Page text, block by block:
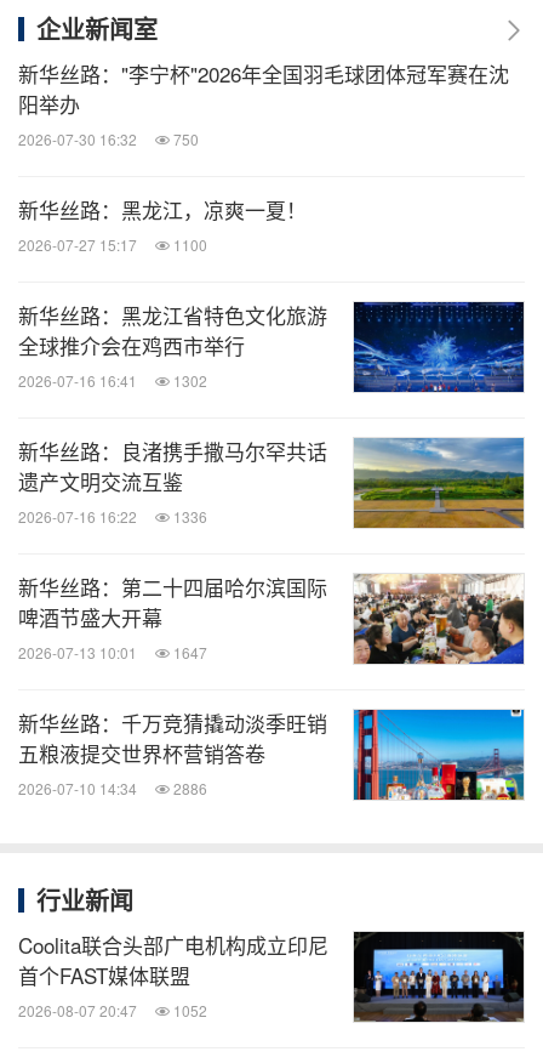
企业新闻室
新华丝路："李宁杯"2026年全国羽毛球团体冠军赛在沈
阳举办
2026-07-30 16:32 750
新华丝路：黑龙江，凉爽一夏！
2026-07-27 15:17 1100
新华丝路：黑龙江省特色文化旅游
全球推介会在鸡西市举行
2026-07-16 16:41 1302
新华丝路：良渚携手撒马尔罕共话
遗产文明交流互鉴
2026-07-16 16:22 1336
新华丝路：第二十四届哈尔滨国际
啤酒节盛大开幕
2026-07-13 10:01 1647
新华丝路：千万竞猜撬动淡季旺销
五粮液提交世界杯营销答卷
2026-07-10 14:34 2886
行业新闻
Coolita联合头部广电机构成立印尼
首个FAST媒体联盟
2026-08-07 20:47 1052